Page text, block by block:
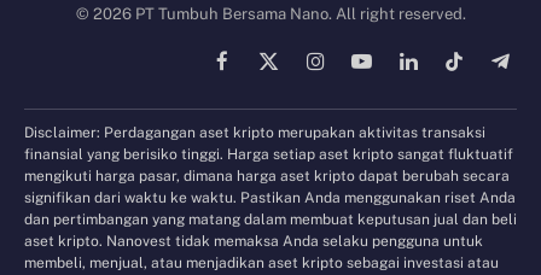
© 2026 PT Tumbuh Bersama Nano. All right reserved.
Facebook
X
InstagramYouTubeLinkedInTikTok
Disclaimer: Perdagangan aset kripto merupakan aktivitas transaksi
finansial yang berisiko tinggi. Harga setiap aset kripto sangat fluktuatif
mengikuti harga pasar, dimana harga aset kripto dapat berubah secara
signifikan dari waktu ke waktu. Pastikan Anda menggunakan riset Anda
dan pertimbangan yang matang dalam membuat keputusan jual dan beli
aset kripto. Nanovest tidak memaksa Anda selaku pengguna untuk
membeli, menjual, atau menjadikan aset kripto sebagai investasi atau